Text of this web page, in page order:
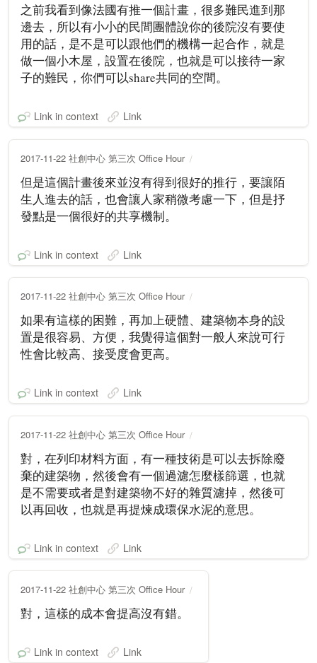
之前我看到像法國有推一個計畫，很多難民進到那
邊去，所以有小小的民間團體說你的後院沒有要使
用的話，是不是可以跟他們的機構一起合作，就是
做一個小木屋，設置在後院，也就是可以接待一家
子的難民，你們可以share共同的空間。
Link in context Link
2017-11-22 社創中心 第三次 Office Hour
但是這個計畫後來並沒有得到很好的推行，要讓陌
生人進去的話，也會讓人家稍微考慮一下，但是抒
發點是一個很好的共享機制。
Link in context Link
2017-11-22 社創中心 第三次 Office Hour
如果有這樣的困難，再加上硬體、建築物本身的設
置是很容易、方便，我覺得這個對一般人來說可行
性會比較高、接受度會更高。
Link in context Link
2017-11-22 社創中心 第三次 Office Hour
對，在列印材料方面，有一種技術是可以去拆除廢
棄的建築物，然後會有一個過濾怎麼樣篩選，也就
是不需要或者是對建築物不好的雜質濾掉，然後可
以再回收，也就是再提煉成環保水泥的意思。
Link in context Link
2017-11-22 社創中心 第三次 Office Hour
對，這樣的成本會提高沒有錯。
Link in context Link